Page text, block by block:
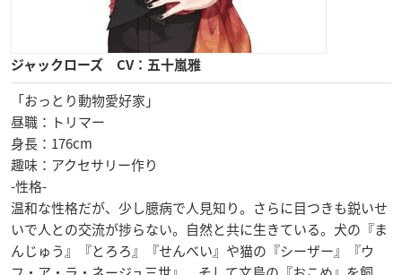
ジャックローズ CV：五十嵐雅
「おっとり動物愛好家」
昼職：トリマー
身長：176cm
趣味：アクセサリー作り
-性格-
温和な性格だが、少し臆病で人見知り。さらに目つきも鋭いせ
いで人との交流が捗らない。自然と共に生きている。犬の『ま
んじゅう』『とろろ』『せんべい』や猫の『シーザー』『ウ